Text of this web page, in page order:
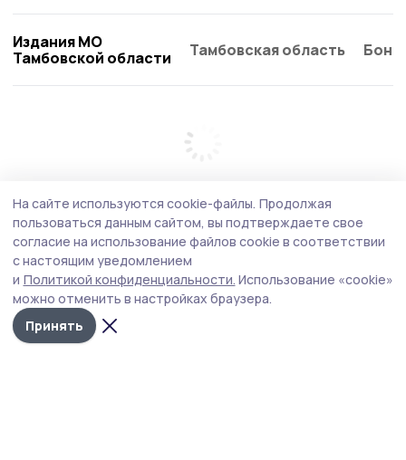
Издания МО
Тамбовской области
Тамбовская область
На сайте используются cookie-файлы. Продолжая
пользоваться данным сайтом, вы подтверждаете свое
согласие на использование файлов cookie в соответствии
с настоящим уведомлением
и Политикой конфиденциальности. Использование «cookie»
можно отменить в настройках браузера.
Принять